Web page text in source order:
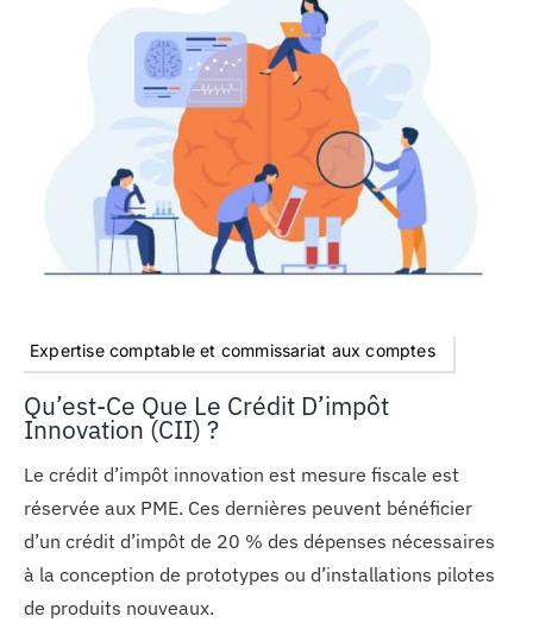
Expertise comptable et commissariat aux comptes
Qu’est-Ce Que Le Crédit D’impôt
Innovation (CII) ?
Le crédit d’impôt innovation est mesure fiscale est
réservée aux PME. Ces dernières peuvent bénéficier
d’un crédit d’impôt de 20 % des dépenses nécessaires
à la conception de prototypes ou d’installations pilotes
de produits nouveaux.